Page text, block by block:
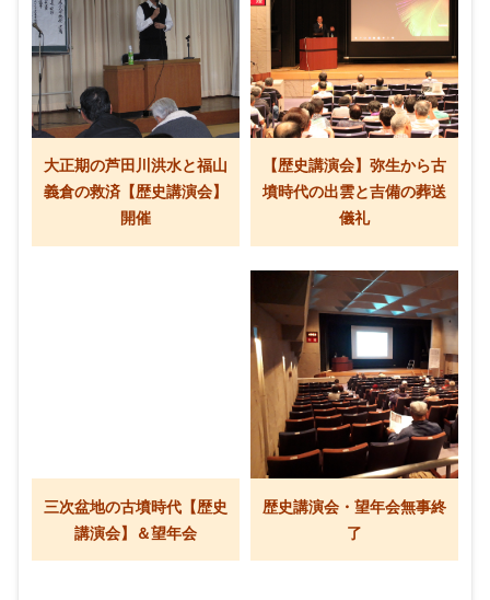
大正期の芦田川洪水と福山
義倉の救済【歴史講演会】
開催
【歴史講演会】弥生から古
墳時代の出雲と吉備の葬送
儀礼
三次盆地の古墳時代【歴史
講演会】＆望年会
歴史講演会・望年会無事終
了